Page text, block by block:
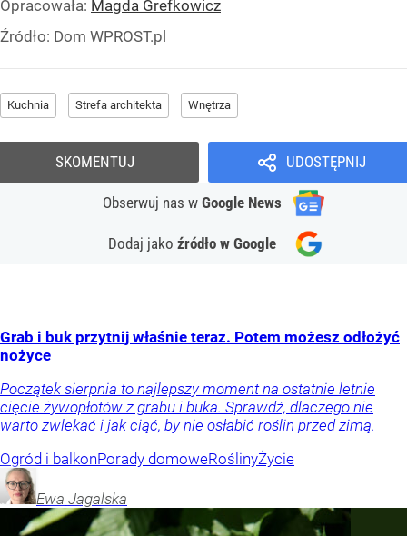
Opracowała: Magda Grefkowicz
Źródło: Dom WPROST.pl
Kuchnia Strefa architekta Wnętrza
UDOSTĘPNIJ
Obserwuj nas w Google News
Dodaj jako źródło w Google
SKOMENTUJ
Grab i buk przytnij właśnie teraz. Potem możesz odłożyć
nożyce
Początek sierpnia to najlepszy moment na ostatnie letnie
cięcie żywopłotów z grabu i buka. Sprawdź, dlaczego nie
warto zwlekać i jak ciąć, by nie osłabić roślin przed zimą.
Ogród i balkonPorady domoweRoślinyŻycie
Ewa Jagalska